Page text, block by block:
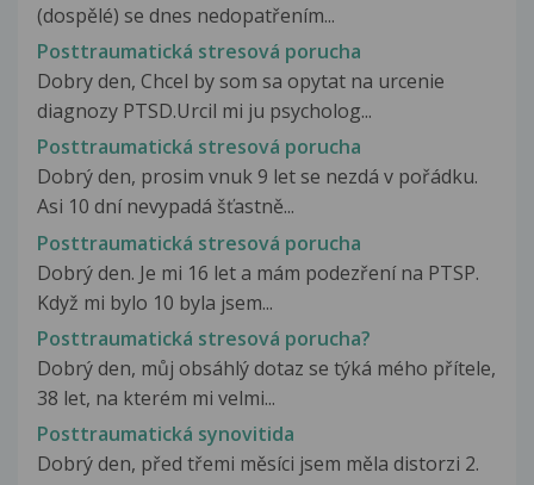
(dospělé) se dnes nedopatřením...
Posttraumatická stresová porucha
Dobry den, Chcel by som sa opytat na urcenie
diagnozy PTSD.Urcil mi ju psycholog...
Posttraumatická stresová porucha
Dobrý den, prosim vnuk 9 let se nezdá v pořádku.
Asi 10 dní nevypadá šťastně...
Posttraumatická stresová porucha
Dobrý den. Je mi 16 let a mám podezření na PTSP.
Když mi bylo 10 byla jsem...
Posttraumatická stresová porucha?
Dobrý den, můj obsáhlý dotaz se týká mého přítele,
38 let, na kterém mi velmi...
Posttraumatická synovitida
Dobrý den, před třemi měsíci jsem měla distorzi 2.